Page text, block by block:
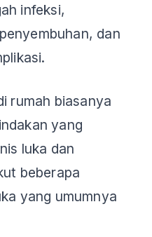
infeksi,
dan
rumah biasanya
yang
luka dan
beberapa
yang umumnya